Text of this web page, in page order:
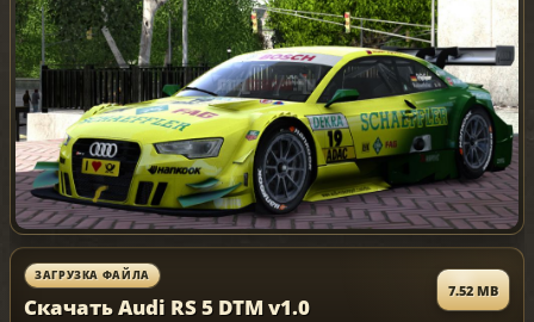
ЗАГРУЗКА ФАЙЛА
Скачать Audi RS 5 DTM v1.0
7.52 MB